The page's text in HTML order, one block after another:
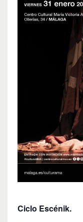
Ciclo Escénik.